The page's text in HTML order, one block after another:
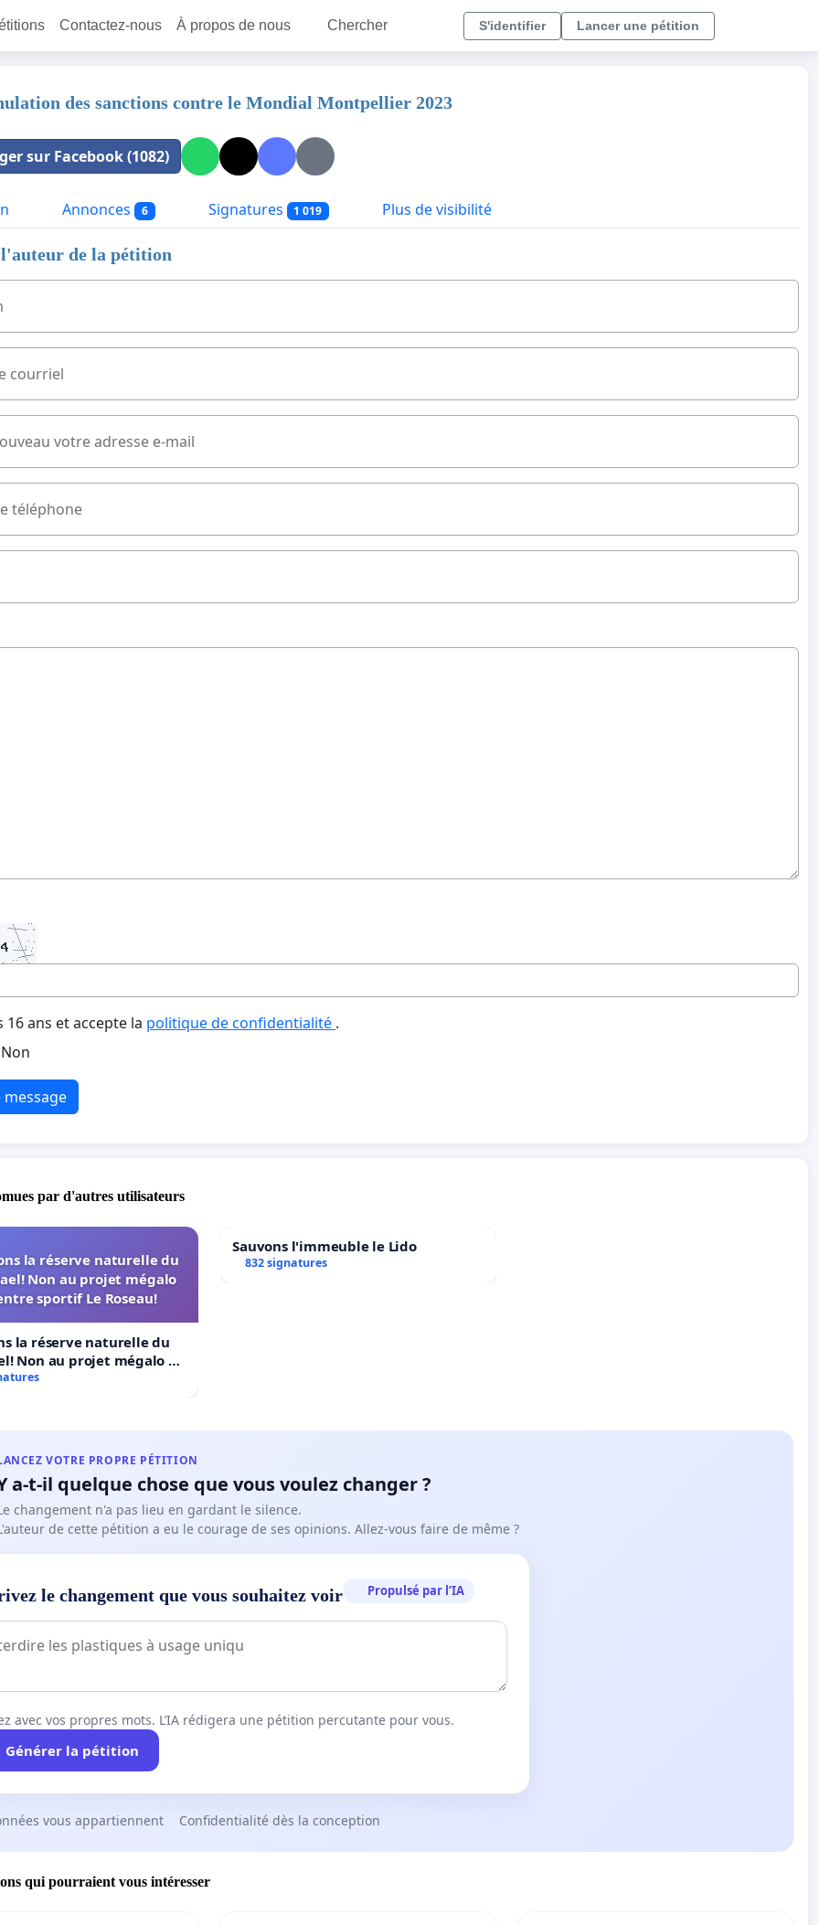
Contactez-nous À propos de nous Chercher S'identifier Lancer une pétition
des sanctions contre le Mondial Montpellier 2023
sur Facebook (1082)
Annonces 6 Signatures 1 019 Plus de visibilité
de la pétition
courriel
votre adresse e-mail
téléphone
16 ans et accepte la politique de confidentialité .
Non
message
par d'autres utilisateurs
la réserve naturelle du
Non au projet mégalo
sportif Le Roseau!
la réserve naturelle du
Non au projet mégalo du
Le Roseau!
Sauvons l'immeuble le Lido
832 signatures
VOTRE PROPRE PÉTITION
a-t-il quelque chose que vous voulez changer ?
changement n'a pas lieu en gardant le silence.
de cette pétition a eu le courage de ses opinions. Allez-vous faire de même ?
le changement que vous souhaitez voir Propulsé par l’IA
avec vos propres mots. L’IA rédigera une pétition percutante pour vous.
Générer la pétition
vous appartiennent Confidentialité dès la conception
qui pourraient vous intéresser